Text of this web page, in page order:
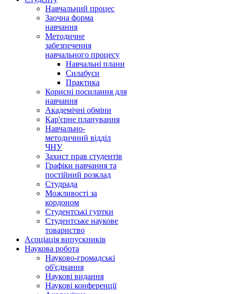
Навчальний процес
Заочна форма
навчання
Методичне
забезпечення
навчального процесу
Навчальні плани
Силабуси
Практика
Корисні посилання для
навчання
Академічні обміни
Кар'єрне планування
Навчально-
методичний відділ
ЧНУ
Захист прав студентів
Графіки навчання та
постійний розклад
Студрада
Можливості за
кордоном
Студентські гуртки
Студентське наукове
товариство
Асоціація випускників
Наукова робота
Науково-громадські
об'єднання
Наукові видання
Наукові конференції